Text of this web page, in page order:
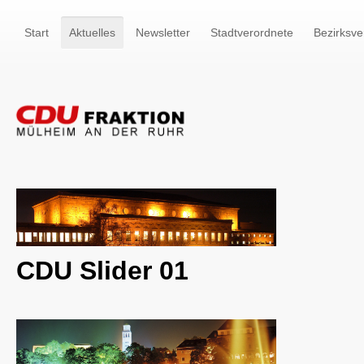
Start Aktuelles Newsletter Stadtverordnete
CDU Slider 01